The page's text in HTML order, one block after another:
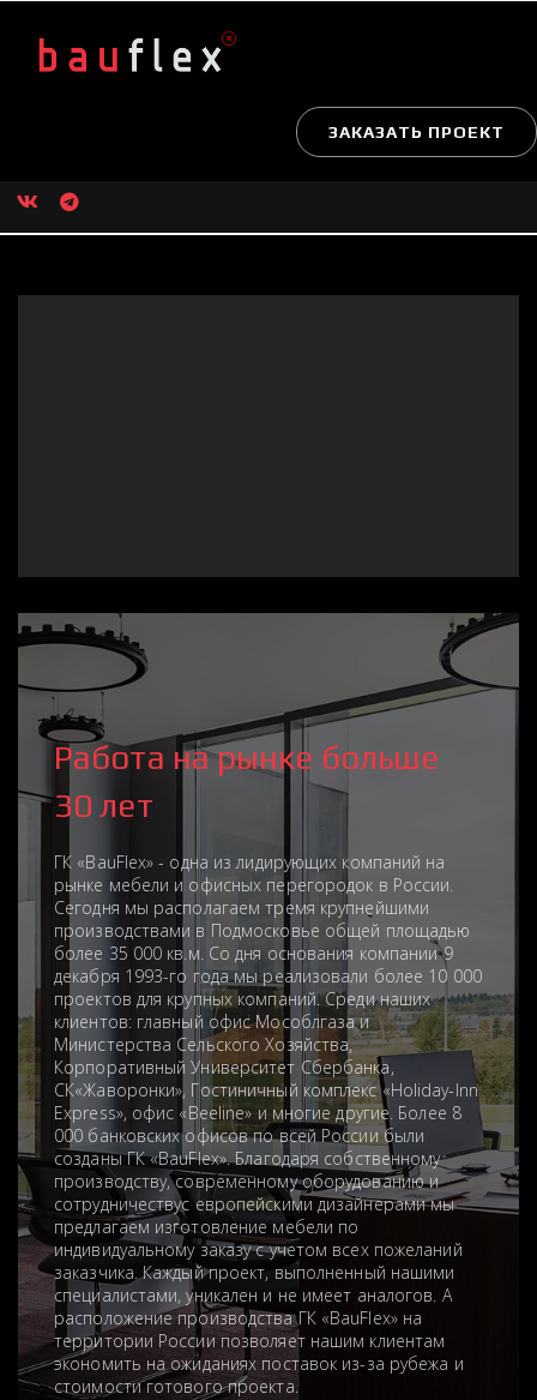
ЗАКАЗАТЬ ПРОЕКТ
Работа на рынке больше
30 лет
ГК «BauFlex» - одна из лидирующих компаний на
рынке мебели и офисных перегородок в России.
Сегодня мы располагаем тремя крупнейшими
производствами в Подмосковье общей площадью
более 35 000 кв.м. Со дня основания компании 9
декабря 1993-го года мы реализовали более 10 000
проектов для крупных компаний. Среди наших
клиентов: главный офис Мособлгаза и
Министерства Сельского Хозяйства,
Корпоративный Университет Сбербанка,
СК«Жаворонки», Гостиничный комплекс «Holiday-Inn
Express», офис «Beeline» и многие другие. Более 8
000 банковских офисов по всей России были
созданы ГК «BauFlex». Благодаря собственному
производству, современному оборудованию и
сотрудничествус европейскими дизайнерами мы
предлагаем изготовление мебели по
индивидуальному заказу с учетом всех пожеланий
заказчика. Каждый проект, выполненный нашими
специалистами, уникален и не имеет аналогов. А
расположение производства ГК «BauFlex» на
территории России позволяет нашим клиентам
экономить на ожиданиях поставок из-за рубежа и
стоимости готового проекта.